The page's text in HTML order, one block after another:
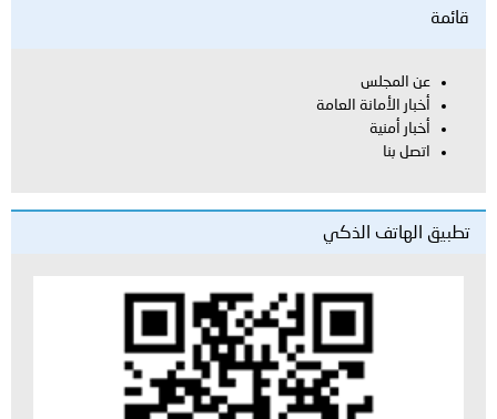
قائمة
عن المجلس
أخبار الأمانة العامة
أخبار أمنية
اتصل بنا
تطبيق الهاتف الذكي